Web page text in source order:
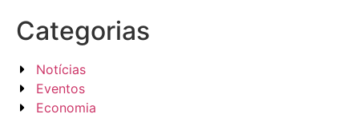
Categorias
Notícias
Eventos
Economia